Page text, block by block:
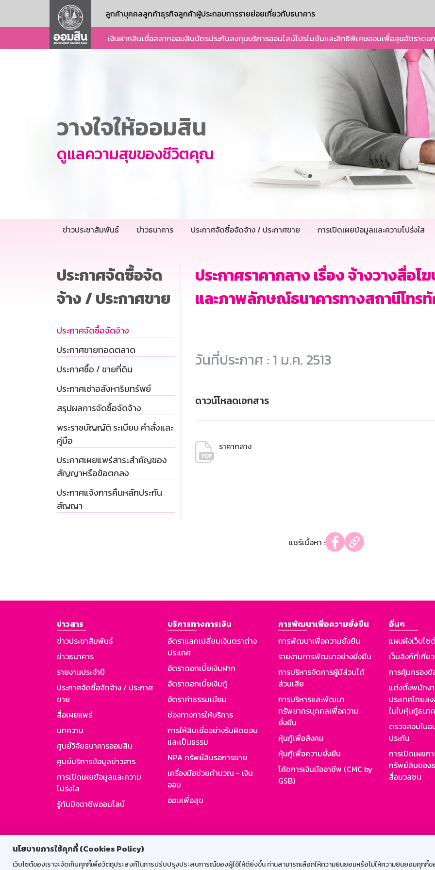
นโยบายการใช้คุกกี้ (Cookies Policy)
เว็บไซต์ของเราจะจัดเก็บคุกกี้เพื่อวัตถุประสงค์ในการปรับปรุงประสบการณ์ของผู้ใช้ให้ดียิ่งขึ้น ท่านสามารถเลือกให้ความยินยอมหรือไม่ให้ความยินยอมคุกกี้ข
ลูกค้าบุคคลลูกค้าธุรกิจลูกค้าผู้ประกอบการรายย่อยเกี่ยวกับธนาคาร
เงินฝากสินเชื่อสลากออมสินบัตรประกันลงทุนบริการออนไลน์โปรโมชันและสิทธิพิเศษออมเพื่อสุขอัตราดอ
วางใจให้ออมสิน
ดูแลความสุขของชีวิตคุณ
ข่าวประชาสัมพันธ์ ข่าวธนาคาร ประกาศจัดซื้อจัดจ้าง / ประกาศขาย การเปิดเผยข้อมูลและความโปร่งใส
ประกาศจัดซื้อจัด
จ้าง / ประกาศขาย
ประกาศจัดซื้อจัดจ้าง
ประกาศขายทอดตลาด
ประกาศซื้อ / ขายที่ดิน
ประกาศเช่าอสังหาริมทรัพย์
สรุปผลการจัดซื้อจัดจ้าง
พระราชบัญญัติ ระเบียบ คำสั่งและ
คู่มือ
ประกาศเผยแพร่สาระสำคัญของ
สัญญาหรือข้อตกลง
ประกาศแจ้งการคืนหลักประกัน
สัญญา
ประกาศราคากลาง เรื่อง จ้างวางสื่อ
และภาพลักษณ์ธนาคารทางสถานีโทร
วันที่ประกาศ : 1 ม.ค. 2513
ดาวน์โหลดเอกสาร
ราคากลาง
แชร์เนื้อหา :
ข่าวสาร
ข่าวประชาสัมพันธ์
ข่าวธนาคาร
รายงานประจำปี
ประกาศจัดซื้อจัดจ้าง / ประกาศ
ขาย
สื่อเผยแพร่
บทความ
ศูนย์วิจัยธนาคารออมสิน
ศูนย์บริการข้อมูลข่าวสาร
การเปิดเผยข้อมูลและความ
โปร่งใส
รู้ทันมิจฉาชีพออนไลน์
บริการทางการเงิน
อัตราแลกเปลี่ยนเงินตราต่าง
ประเทศ
อัตราดอกเบี้ยเงินฝาก
อัตราดอกเบี้ยเงินกู้
อัตราค่าธรรมเนียม
ช่องทางการให้บริการ
การให้สินเชื่ออย่างรับผิดชอบ
และเป็นธรรม
NPA ทรัพย์สินรอการขาย
เครื่องมือช่วยคำนวณ - เงิน
ออม
ออมเพื่อสุข
การพัฒนาเพื่อความยั่งยืน
การพัฒนาเพื่อความยั่งยืน
รายงานการพัฒนาอย่างยั่งยืน
การบริหารจัดการผู้มีส่วนได้
ส่วนเสีย
การบริหารและพัฒนา
ทรัพยากรบุคคลเพื่อความ
ยั่งยืน
หุ้นกู้เพื่อสังคม
หุ้นกู้เพื่อความยั่งยืน
โค้ชการเงินมืออาชีพ (CMC by
GSB)
อื่นๆ
แผนผังเว็บไซ
เว็บลิงก์ที่เกี่ย
การคุ้มครอง
แต่งตั้งพนักง
ประเทศไทยล
ในใบหุ้นกู้ธนา
ตรวจสอบใบ
ประกัน
การเปิดเผยก
ทรัพย์สินของ
สื่อมวลชน